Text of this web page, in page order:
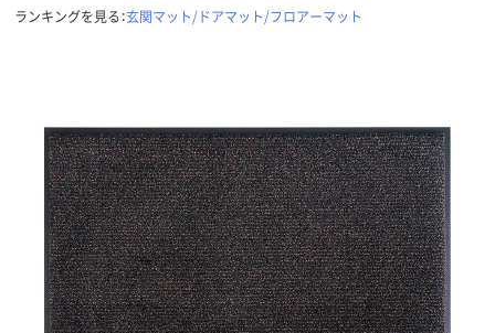
ランキングを見る：玄関マット/ドアマット/フロアーマット